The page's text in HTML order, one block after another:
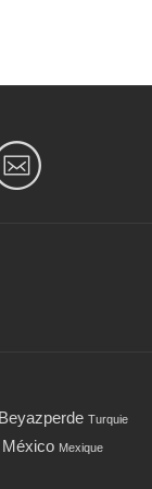
Beyazperde Turquie
Mexique